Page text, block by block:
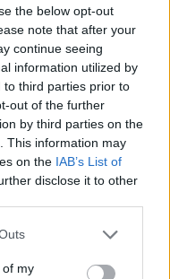
the below opt-out
note that after your
continue seeing
information utilized by
to third parties prior to
out of the further
by third parties on the
This information may
on the IAB’s List of
disclose it to other
one or more Google
You may click to
of my
μητέρα στα
τη φίλη της και
βοήθεια